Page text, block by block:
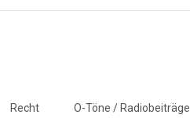
Recht O-Töne / Radiobeiträge